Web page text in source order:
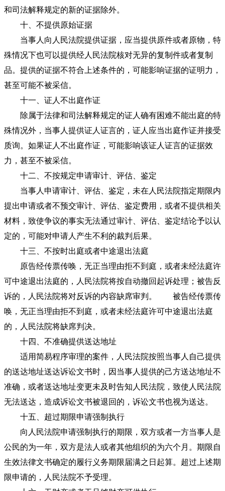
和司法解释规定的新的证据除外。
十、不提供原始证据
当事人向人民法院提供证据，应当提供原件或者原物，特
殊情况下也可以提供经人民法院核对无异的复制件或者复制
品。提供的证据不符合上述条件的，可能影响证据的证明力，
甚至可能不被采信。
十一、证人不出庭作证
除属于法律和司法解释规定的证人确有困难不能出庭的特
殊情况外，当事人提供证人证言的，证人应当出庭作证并接受
质询。如果证人不出庭作证，可能影响该证人证言的证据效
力，甚至不被采信。
十二、不按规定申请审计、评估、鉴定
当事人申请审计、评估、鉴定，未在人民法院指定期限内
提出申请或者不预交审计、评估、鉴定费用，或者不提供相关
材料，致使争议的事实无法通过审计、评估、鉴定结论予以认
定的，可能对申请人产生不利的裁判后果。
十三、不按时出庭或者中途退出法庭
原告经传票传唤，无正当理由拒不到庭，或者未经法庭许
可中途退出法庭的，人民法院将按自动撤回起诉处理；被告反
诉的，人民法院将对反诉的内容缺席审判。 被告经传票传
唤，无正当理由拒不到庭，或者未经法庭许可中途退出法庭
的，人民法院将缺席判决。
十四、不准确提供送达地址
适用简易程序审理的案件，人民法院按照当事人自己提供
的送达地址送达诉讼文书时，因当事人提供的己方送达地址不
准确，或者送达地址变更未及时告知人民法院，致使人民法院
无法送达，造成诉讼文书被退回的，诉讼文书也视为送达。
十五、超过期限申请强制执行
向人民法院申请强制执行的期限，双方或者一方当事人是
公民的为一年，双方是法人或者其他组织的为六个月。期限自
生效法律文书确定的履行义务期限届满之日起算。超过上述期
限申请的，人民法院不予受理。